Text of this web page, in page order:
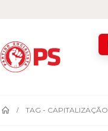
TAG - CAPITALIZAÇÃO